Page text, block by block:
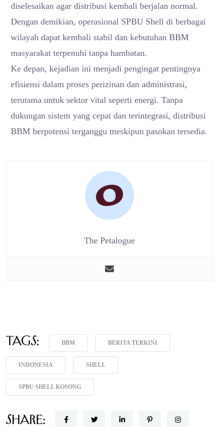
diselesaikan agar distribusi kembali berjalan normal.
Dengan demikian, operasional SPBU Shell di berbagai
wilayah dapat kembali stabil dan kebutuhan BBM
masyarakat terpenuhi tanpa hambatan.
Ke depan, kejadian ini menjadi pengingat pentingnya
efisiensi dalam proses perizinan dan administrasi,
terutama untuk sektor vital seperti energi. Tanpa
dukungan sistem yang cepat dan terintegrasi, distribusi
BBM berpotensi terganggu meskipun pasokan tersedia.
The Petalogue
Tags: BBM BERITA TERKINI
INDONESIA SHELL
SPBU SHELL KOSONG
Share: